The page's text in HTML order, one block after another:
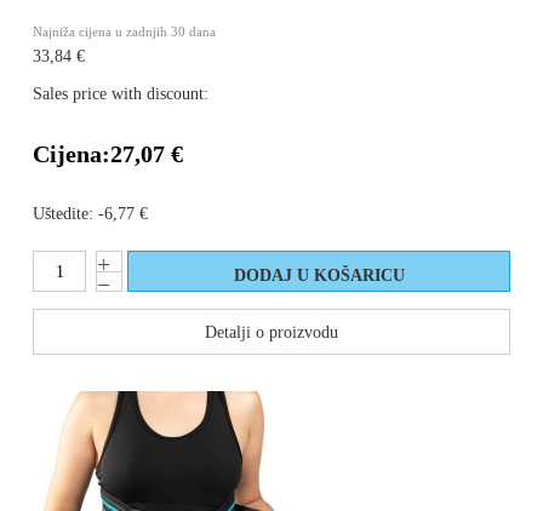
Najniža cijena u zadnjih 30 dana
33,84 €
Sales price with discount:
Cijena:27,07 €
Uštedite: -6,77 €
Detalji o proizvodu